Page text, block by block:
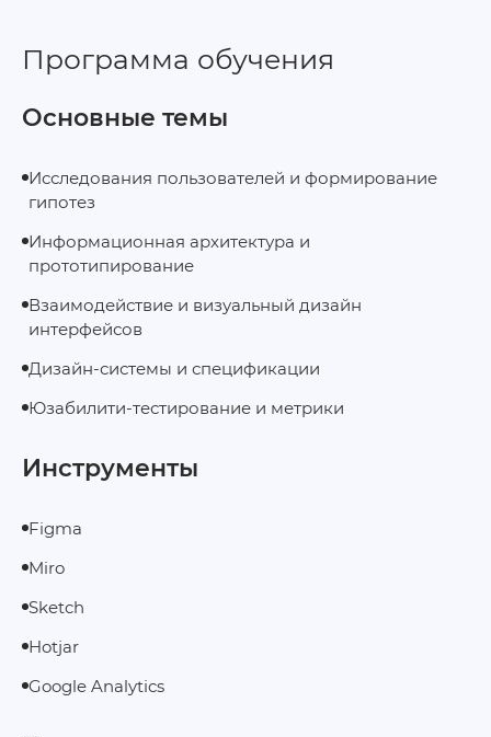
Программа обучения
Основные темы
Исследования пользователей и формирование
гипотез
Информационная архитектура и
прототипирование
Взаимодействие и визуальный дизайн
интерфейсов
Дизайн‑системы и спецификации
Юзабилити‑тестирование и метрики
Инструменты
Figma
Miro
Sketch
Hotjar
Google Analytics